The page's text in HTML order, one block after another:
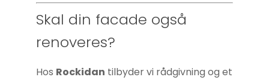
Skal din facade også
renoveres?
Hos Rockidan tilbyder vi rådgivning og et